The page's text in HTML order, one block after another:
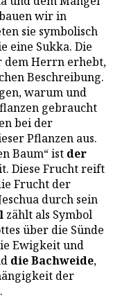
wir in
sie symbolisch
eine Sukka. Die
dem Herrn erhebt,
Beschreibung.
warum und
gebraucht
bei der
Pflanzen aus.
Baum“ ist der
Diese Frucht reift
Frucht der
durch sein
zählt als Symbol
über die Sünde
Ewigkeit und
die Bachweide,
der